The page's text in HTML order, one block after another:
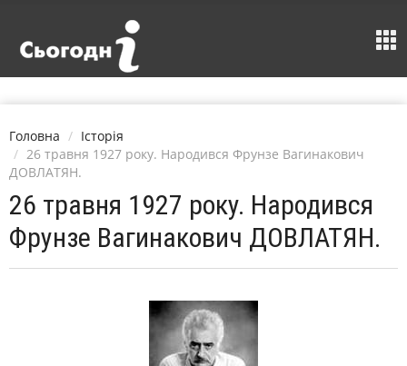
Головна
Історія
26 травня 1927 року. Народився Фрунзе Вагинакович
ДОВЛАТЯН.
26 травня 1927 року. Народився
Фрунзе Вагинакович ДОВЛАТЯН.